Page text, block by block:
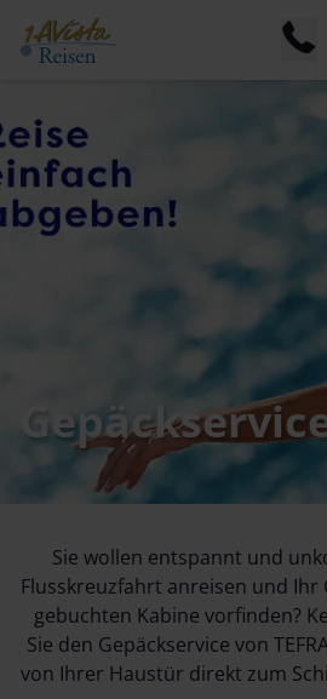
Sie wollen entspannt und
Flusskreuzfahrt anreisen und Ihr
gebuchten Kabine vorfinden?
Sie den Gepäckservice von
von Ihrer Haustür direkt zum